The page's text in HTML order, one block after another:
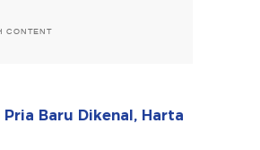
CONTENT
Baru Dikenal, Harta